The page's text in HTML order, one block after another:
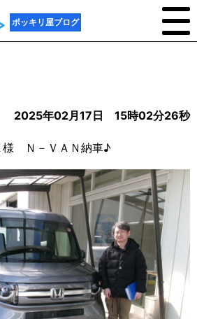
ポッキリ屋ブログ
2025年02月17日 15時02分26秒
様 Ｎ－ＶＡＮ納車♪